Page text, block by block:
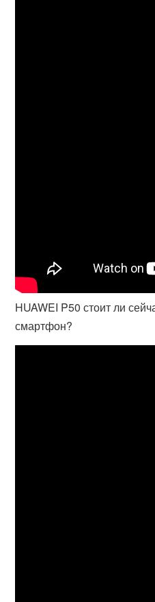
HUAWEI P50 стоит ли
смартфон?